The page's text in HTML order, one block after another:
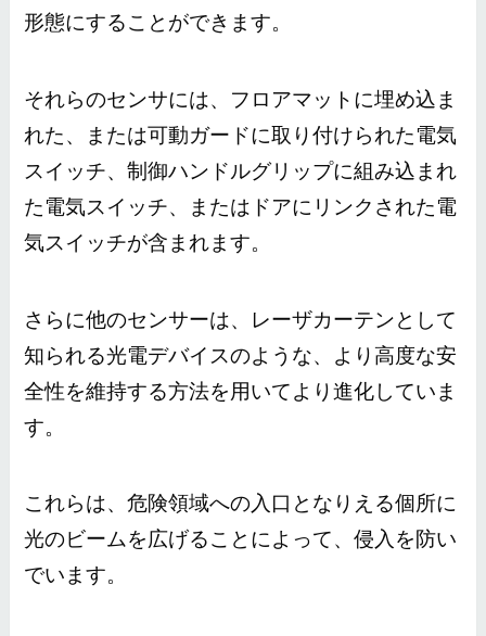
形態にすることができます。
それらのセンサには、フロアマットに埋め込ま
れた、または可動ガードに取り付けられた電気
スイッチ、制御ハンドルグリップに組み込まれ
た電気スイッチ、またはドアにリンクされた電
気スイッチが含まれます。
さらに他のセンサーは、レーザカーテンとして
知られる光電デバイスのような、より高度な安
全性を維持する方法を用いてより進化していま
す。
これらは、危険領域への入口となりえる個所に
光のビームを広げることによって、侵入を防い
でいます。